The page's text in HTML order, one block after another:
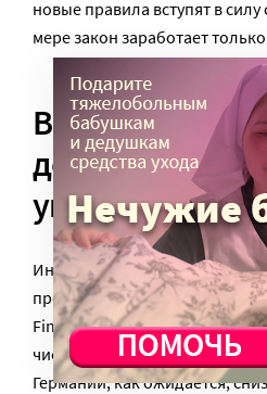
новые правила вступят в
мере закон заработает
ВОЗ:
деменцией в
увеличится в 3
Интерес к теме ухода для
продолжается старение
Financial Times, за период с
численность экономически
Германии, как ожидается,